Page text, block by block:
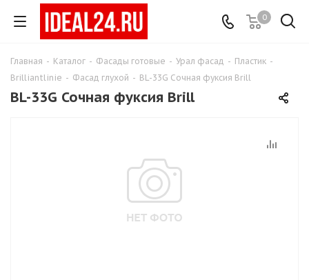
0
Главная - Каталог - Фасады готовые - Урал фасад - Пластик -
Brilliantlinie - Фасад глухой - BL-33G Сочная фуксия Brill
BL-33G Сочная фуксия Brill